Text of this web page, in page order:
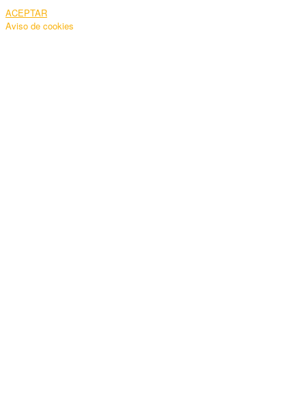
ACEPTAR
Aviso de cookies